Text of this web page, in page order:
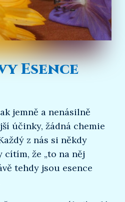
Esence
jemně a nenásilně
účinky, žádná chemie
z nás si někdy
cítím, že „to na něj
tehdy jsou esence